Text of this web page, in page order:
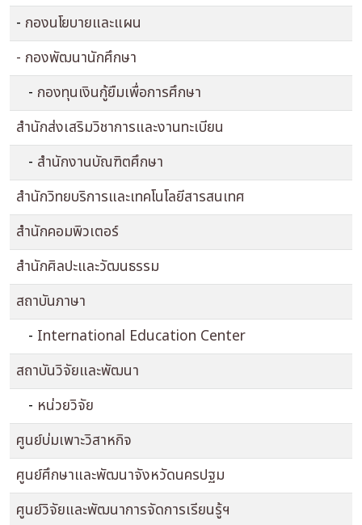
- กองนโยบายและแผน
- กองพัฒนานักศึกษา
- กองทุนเงินกู้ยืมเพื่อการศึกษา
สำนักส่งเสริมวิชาการและงานทะเบียน
- สำนักงานบัณฑิตศึกษา
สำนักวิทยบริการและเทคโนโลยีสารสนเทศ
สำนักคอมพิวเตอร์
สำนักศิลปะและวัฒนธรรม
สถาบันภาษา
- International Education Center
สถาบันวิจัยและพัฒนา
- หน่วยวิจัย
ศูนย์บ่มเพาะวิสาหกิจ
ศูนย์ศึกษาและพัฒนาจังหวัดนครปฐม
ศูนย์วิจัยและพัฒนาการจัดการเรียนรู้ฯ